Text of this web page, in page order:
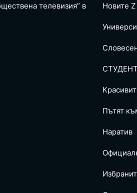
телевизия” в
Новите Z
Пътят
Наратив